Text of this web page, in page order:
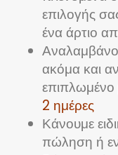
επιλογής
ένα άρτιο
ακόμα και αν
2 ημέρες
Κάνουμε
πώληση ή